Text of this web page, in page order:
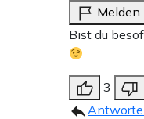
Melden
Bist du
3